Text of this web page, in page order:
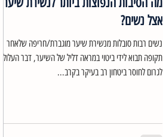
אצל נשים?
נשים רבות סובלות מנשירת שיער מוגברת/חריפה שלאחר
תקופה תבוא לידי ביטוי במראה דליל של השיער, דבר העלול
לגרום לחוסר ביטחון רב בעיקר בקרב...